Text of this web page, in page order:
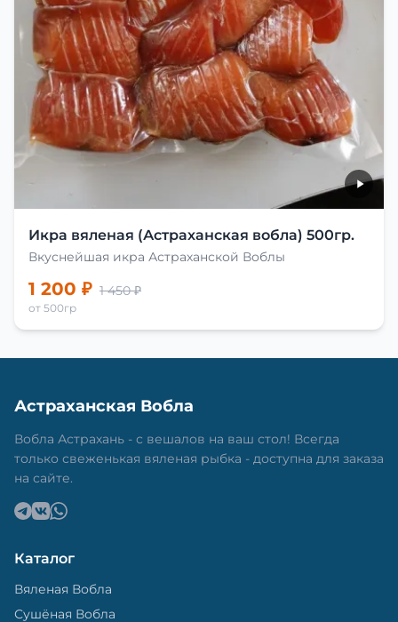
Икра вяленая (Астраханская вобла) 500гр.
Вкуснейшая икра Астраханской Воблы
1 200 ₽ 1 450 ₽
от 500гр
Астраханская Вобла
Вобла Астрахань - с вешалов на ваш стол! Всегда
только свеженькая вяленая рыбка - доступна для заказа
на сайте.
Каталог
Вяленая Вобла
Сушёная Вобла